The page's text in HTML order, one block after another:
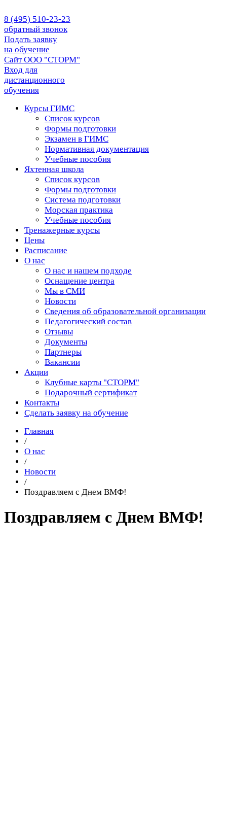
8 (495) 510-23-23
обратный звонок
Подать заявку
на обучение
Сайт ООО "СТОРМ"
Вход для
дистанционного
обучения
Курсы ГИМС
Список курсов
Формы подготовки
Экзамен в ГИМС
Нормативная документация
Учебные пособия
Яхтенная школа
Список курсов
Формы подготовки
Cистема подготовки
Морская практика
Учебные пособия
Тренажерные курсы
Цены
Расписание
О нас
О нас и нашем подходе
Оснащение центра
Мы в СМИ
Новости
Сведения об образовательной организации
Педагогический состав
Отзывы
Документы
Партнеры
Вакансии
Акции
Клубные карты "СТОРМ"
Подарочный сертификат
Контакты
Сделать заявку на обучение
Главная
/
О нас
/
Новости
/
Поздравляем с Днем ВМФ!
Поздравляем с Днем ВМФ!